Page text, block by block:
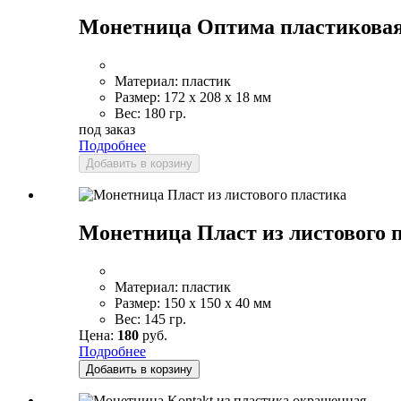
Монетница Оптима
Материал: пластик
Размер: 172 x 208 x 18 мм
Вес: 180 гр.
под заказ
Подробнее
Добавить в корзину
Монетница Пласт из листового
Материал: пластик
Размер: 150 x 150 x 40 мм
Вес: 145 гр.
Цена: 180 руб.
Подробнее
Добавить в корзину